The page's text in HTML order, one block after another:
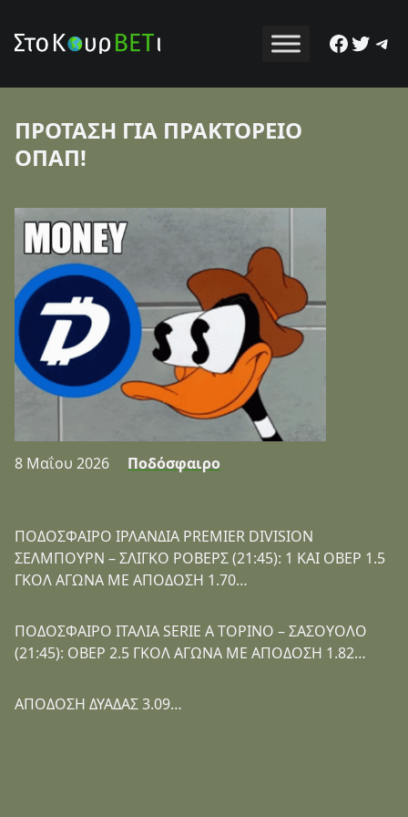
ΠΡΟΤΑΣΗ ΓΙΑ ΠΡΑΚΤΟΡΕΙΟ
ΟΠΑΠ!
8 Μαΐου 2026 Ποδόσφαιρο
ΠΟΔΟΣΦΑΙΡΟ ΙΡΛΑΝΔΙΑ PREMIER DIVISION
ΣΕΛΜΠΟΥΡΝ – ΣΛΙΓΚΟ ΡΟΒΕΡΣ (21:45): 1 ΚΑΙ ΟΒΕΡ 1.5
ΓΚΟΛ ΑΓΩΝΑ ΜΕ ΑΠΟΔΟΣΗ 1.70…
ΠΟΔΟΣΦΑΙΡΟ ΙΤΑΛΙΑ SERIE A ΤΟΡΙΝΟ – ΣΑΣΟΥΟΛΟ
(21:45): ΟΒΕΡ 2.5 ΓΚΟΛ ΑΓΩΝΑ ΜΕ ΑΠΟΔΟΣΗ 1.82…
ΑΠΟΔΟΣΗ ΔΥΑΔΑΣ 3.09…